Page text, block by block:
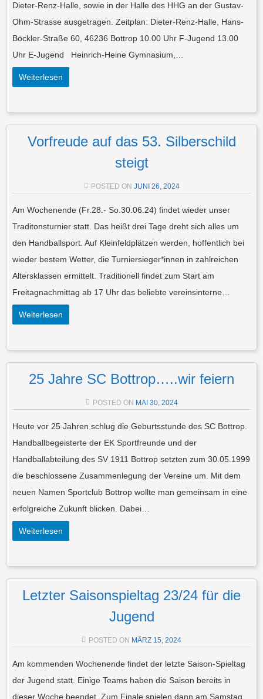
Dieter-Renz-Halle, sowie in der Halle des HHG an der Gustav-
Ohm-Strasse ausgetragen. Zeitplan: Dieter-Renz-Halle, Hans-
Böckler-Straße 60, 46236 Bottrop 10.00 Uhr F-Jugend 13.00
Uhr E-Jugend Heinrich-Heine Gymnasium,…
Weiterlesen
Vorfreude auf das 53. Silberschild
steigt
POSTED ON JUNI 26, 2024
Am Wochenende (Fr.28.- So.30.06.24) findet wieder unser
Traditonsturnier statt. Das heißt drei Tage dreht sich alles um
den Handballsport. Auf Kleinfeldplätzen werden, hoffentlich bei
wieder bestem Wetter, die Turniersieger*innen in zahlreichen
Altersklassen ermittelt. Traditionell findet zum Start am
Freitagnachmittag ab 17 Uhr das beliebte vereinsinterne…
Weiterlesen
25 Jahre SC Bottrop…..wir feiern
POSTED ON MAI 30, 2024
Heute vor 25 Jahren schlug die Geburtsstunde des SC Bottrop.
Handballbegeisterte der EK Sportfreunde und der
Handballabteilung des SV 1911 Bottrop setzten zum 30.05.1999
die beschlossene Zusammenlegung der Vereine um. Mit dem
neuen Namen Sportclub Bottrop wollte man gemeinsam in eine
erfolgreiche Zukunft blicken. Dabei…
Weiterlesen
Letzter Saisonspieltag 23/24 für die
Jugend
POSTED ON MÄRZ 15, 2024
Am kommenden Wochenende findet der letzte Saison-Spieltag
der Jugend statt. Einige Teams haben die Saison bereits in
dieser Woche beendet. Zum Finale spielen dann am Samstag